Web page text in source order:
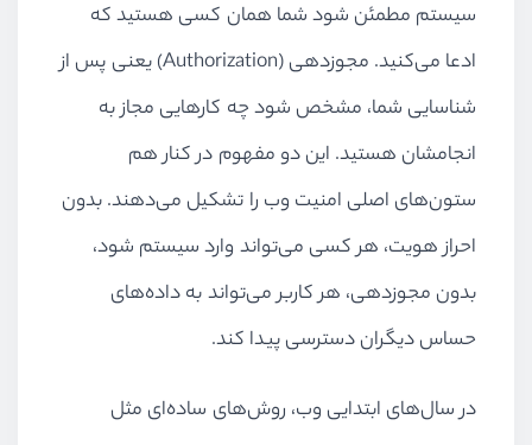
سیستم مطمئن شود شما همان کسی هستید که
ادعا می‌کنید. مجوزدهی (Authorization) یعنی پس از
شناسایی شما، مشخص شود چه کارهایی مجاز به
انجامشان هستید. این دو مفهوم در کنار هم
ستون‌های اصلی امنیت وب را تشکیل می‌دهند. بدون
احراز هویت، هر کسی می‌تواند وارد سیستم شود،
بدون مجوزدهی، هر کاربر می‌تواند به داده‌های
حساس دیگران دسترسی پیدا کند.
در سال‌های ابتدایی وب، روش‌های ساده‌ای مثل